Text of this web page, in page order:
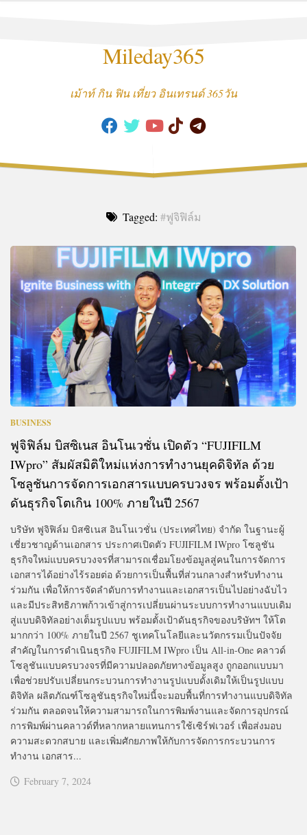
Mileday365
เม้าท์ กิน ฟิน เที่ยว อินเทรนด์ 365วัน
Tagged: #ฟูจิฟิล์ม
BUSINESS
ฟูจิฟิล์ม บิสซิเนส อินโนเวชั่น เปิดตัว “FUJIFILM
IWpro” สัมผัสมิติใหม่แห่งการทำงานยุคดิจิทัล ด้วย
โซลูชันการจัดการเอกสารแบบครบวงจร พร้อมตั้งเป้า
ดันธุรกิจโตเกิน 100% ภายในปี 2567
บริษัท ฟูจิฟิล์ม บิสซิเนส อินโนเวชั่น (ประเทศไทย) จำกัด ในฐานะผู้
เชี่ยวชาญด้านเอกสาร ประกาศเปิดตัว FUJIFILM IWpro โซลูชัน
ธุรกิจใหม่แบบครบวงจรที่สามารถเชื่อมโยงข้อมูลสู่คนในการจัดการ
เอกสารได้อย่างไร้รอยต่อ ด้วยการเป็นพื้นที่ส่วนกลางสำหรับทำงาน
ร่วมกัน เพื่อให้การจัดลำดับการทำงานและเอกสารเป็นไปอย่างฉับไว
และมีประสิทธิภาพก้าวเข้าสู่การเปลี่ยนผ่านระบบการทำงานแบบเดิม
สู่แบบดิจิทัลอย่างเต็มรูปแบบ พร้อมตั้งเป้าดันธุรกิจของบริษัทฯ ให้โต
มากกว่า 100% ภายในปี 2567 ชูเทคโนโลยีและนวัตกรรมเป็นปัจจัย
สำคัญในการดำเนินธุรกิจ FUJIFILM IWpro เป็น All-in-One คลาวด์
โซลูชันแบบครบวงจรที่มีความปลอดภัยทางข้อมูลสูง ถูกออกแบบมา
เพื่อช่วยปรับเปลี่ยนกระบวนการทำงานรูปแบบดั้งเดิมให้เป็นรูปแบบ
ดิจิทัล ผลิตภัณฑ์โซลูชันธุรกิจใหม่นี้จะมอบพื้นที่การทำงานแบบดิจิทัล
ร่วมกัน ตลอดจนให้ความสามารถในการพิมพ์งานและจัดการอุปกรณ์
การพิมพ์ผ่านคลาวด์ที่หลากหลายแทนการใช้เซิร์ฟเวอร์ เพื่อส่งมอบ
ความสะดวกสบาย และเพิ่มศักยภาพให้กับการจัดการกระบวนการ
ทำงาน เอกสาร...
February 7, 2024